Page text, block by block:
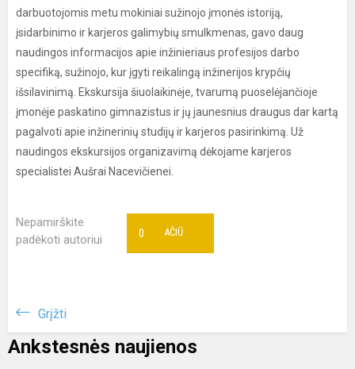
darbuotojomis metu mokiniai sužinojo įmonės istoriją,
įsidarbinimo ir karjeros galimybių smulkmenas, gavo daug
naudingos informacijos apie inžinieriaus profesijos darbo
specifiką, sužinojo, kur įgyti reikalingą inžinerijos krypčių
išsilavinimą. Ekskursija šiuolaikinėje, tvarumą puoselėjančioje
įmonėje paskatino gimnazistus ir jų jaunesnius draugus dar kartą
pagalvoti apie inžinerinių studijų ir karjeros pasirinkimą. Už
naudingos ekskursijos organizavimą dėkojame karjeros
specialistei Aušrai Nacevičienei.
Nepamirškite
padėkoti autoriui
AČIŪ
0
Grįžti
Ankstesnės naujienos